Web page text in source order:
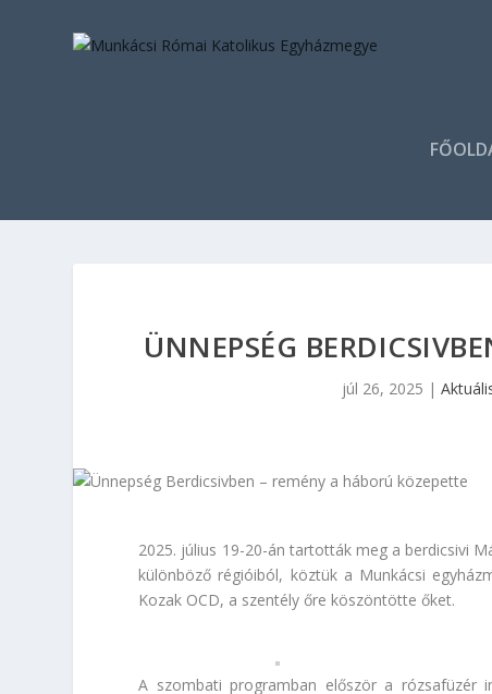
ÜNNEPSÉG
júl 26, 2025 |
2025. július 19-20-án tartották meg a berdicsivi
különböző régióiból, köztük a Munkácsi
Kozak OCD, a szentély őre köszöntötte őket.
A szombati programban először a rózsafüzér